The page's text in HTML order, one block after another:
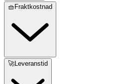
🧺Fraktkostnad
🚀Leveranstid